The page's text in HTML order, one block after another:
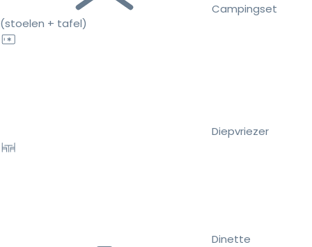
Campingset
(stoelen + tafel)
Diepvriezer
Dinette